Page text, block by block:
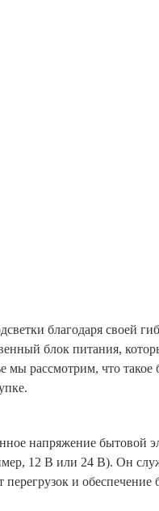
благодаря своей
блок питания,
мы рассмотрим, что такое
напряжение бытовой
12 В или 24 В). Он
и обеспечение